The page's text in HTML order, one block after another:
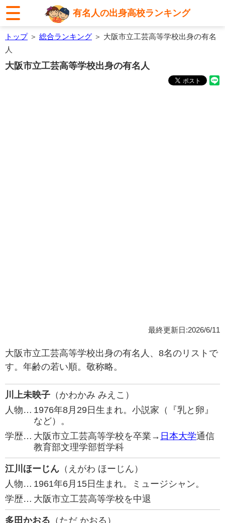
有名人の出身高校ランキング
トップ＞ 総合ランキング ＞ 大阪市立工芸高等学校出身の有名
人
大阪市立工芸高等学校出身の有名人
最終更新日:2026/6/11
大阪市立工芸高等学校出身の有名人、8名のリストで
す。年齢の若い順。敬称略。
川上未映子 （かわかみ みえこ）
人物… 1976年8月29日生まれ。小説家（『乳と卵』
など）。
学歴… 大阪市立工芸高等学校を卒業→ 日本大学通信
教育部文理学部哲学科
江川ほーじん （えがわ ほーじん）
人物… 1961年6月15日生まれ。ミュージシャン。
学歴… 大阪市立工芸高等学校を中退
多田かおる （ただ かおる）